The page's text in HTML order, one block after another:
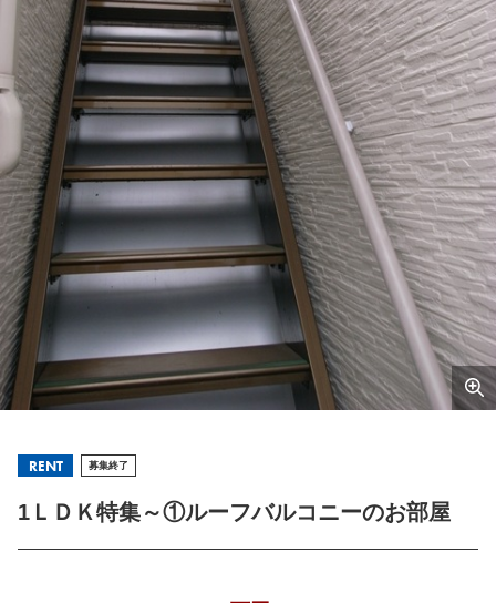
RENT 募集終了
1ＬＤＫ特集～①ルーフバルコニーのお部屋